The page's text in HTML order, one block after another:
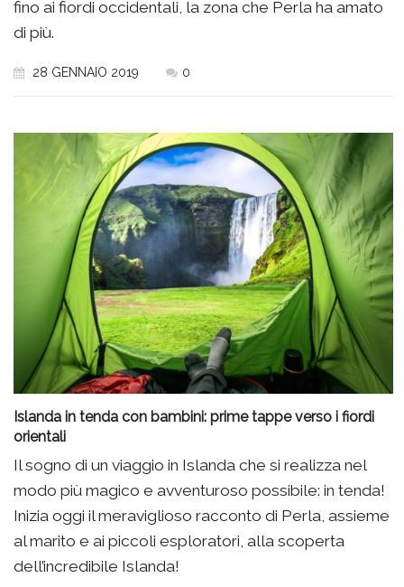
fino ai fiordi occidentali, la zona che Perla ha amato
di più.
28 GENNAIO 2019 0
Islanda in tenda con bambini: prime tappe verso i fiordi
orientali
Il sogno di un viaggio in Islanda che si realizza nel
modo più magico e avventuroso possibile: in tenda!
Inizia oggi il meraviglioso racconto di Perla, assieme
al marito e ai piccoli esploratori, alla scoperta
dell’incredibile Islanda!